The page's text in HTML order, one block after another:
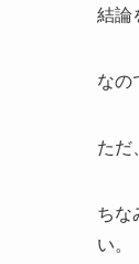
結論
なの
ただ
ちな
い。